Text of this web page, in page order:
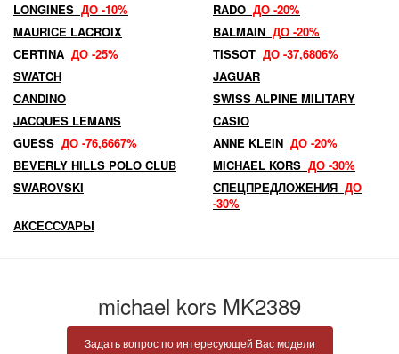
LONGINES ДО -10% RADO ДО -20%
MAURICE LACROIX
BALMAIN ДО -20%
CERTINA ДО -25% TISSOT ДО -37,6806%
SWATCH
JAGUAR
CANDINO
SWISS ALPINE MILITARY
JACQUES LEMANS
CASIO
GUESS ДО -76,6667% ANNE KLEIN ДО -20%
BEVERLY HILLS POLO CLUB
MICHAEL KORS ДО -30%
SWAROVSKI
СПЕЦПРЕДЛОЖЕНИЯ ДО
-30%
АКСЕССУАРЫ
michael kors MK2389
Задать вопрос по интересующей Вас модели